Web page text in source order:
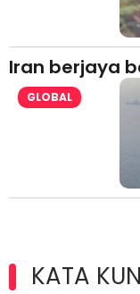
Iran berjaya
GLOBAL
KATA